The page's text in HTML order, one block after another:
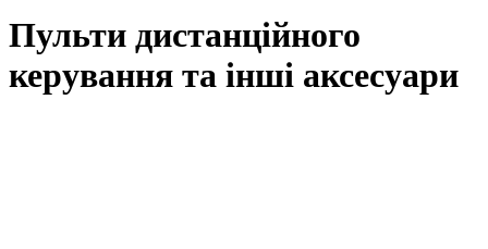
Пульти дистанційного
керування та інші аксесуари